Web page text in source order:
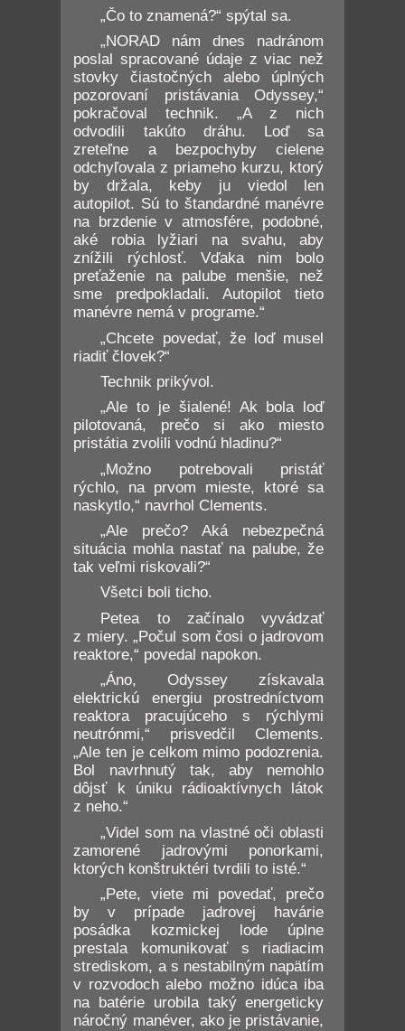
„Čo to znamená?“ spýtal sa.
„NORAD nám dnes nadránom
poslal spracované údaje z viac než
stovky čiastočných alebo úplných
pozorovaní pristávania Odyssey,“
pokračoval technik. „A z nich
odvodili takúto dráhu. Loď sa
zreteľne a bezpochyby cielene
odchyľovala z priameho kurzu, ktorý
by držala, keby ju viedol len
autopilot. Sú to štandardné manévre
na brzdenie v atmosfére, podobné,
aké robia lyžiari na svahu, aby
znížili rýchlosť. Vďaka nim bolo
preťaženie na palube menšie, než
sme predpokladali. Autopilot tieto
manévre nemá v programe.“
„Chcete povedať, že loď musel
riadiť človek?“
Technik prikývol.
„Ale to je šialené! Ak bola loď
pilotovaná, prečo si ako miesto
pristátia zvolili vodnú hladinu?“
„Možno potrebovali pristáť
rýchlo, na prvom mieste, ktoré sa
naskytlo,“ navrhol Clements.
„Ale prečo? Aká nebezpečná
situácia mohla nastať na palube, že
tak veľmi riskovali?“
Všetci boli ticho.
Petea to začínalo vyvádzať
z miery. „Počul som čosi o jadrovom
reaktore,“ povedal napokon.
„Áno, Odyssey získavala
elektrickú energiu prostredníctvom
reaktora pracujúceho s rýchlymi
neutrónmi,“ prisvedčil Clements.
„Ale ten je celkom mimo podozrenia.
Bol navrhnutý tak, aby nemohlo
dôjsť k úniku rádioaktívnych látok
z neho.“
„Videl som na vlastné oči oblasti
zamorené jadrovými ponorkami,
ktorých konštruktéri tvrdili to isté.“
„Pete, viete mi povedať, prečo
by v prípade jadrovej havárie
posádka kozmickej lode úplne
prestala komunikovať s riadiacim
strediskom, a s nestabilným napätím
v rozvodoch alebo možno idúca iba
na batérie urobila taký energeticky
náročný manéver, ako je pristávanie,